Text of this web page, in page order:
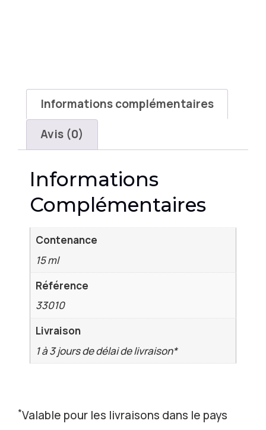
Informations complémentaires
Avis (0)
Informations
Complémentaires
Contenance
15 ml
Référence
33010
Livraison
1 à 3 jours de délai de livraison*
*Valable pour les livraisons dans le pays